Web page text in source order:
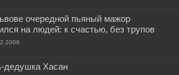
очередной пьяный мажор
на людей: к счастью, без трупов
дедушка Хасан